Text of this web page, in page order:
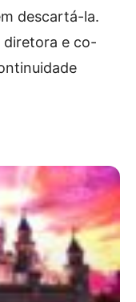
descartá-la.
diretora e co-